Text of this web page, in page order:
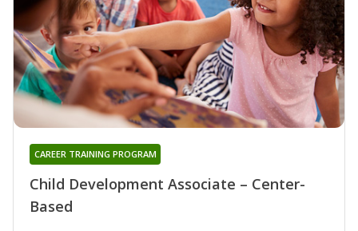
Child Development Associate – Center-
Based
CAREER TRAINING PROGRAM